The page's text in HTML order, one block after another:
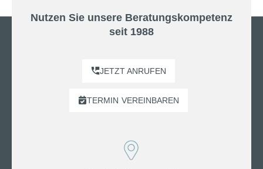
Nutzen Sie unsere Beratungskompetenz
seit 1988
JETZT ANRUFEN
TERMIN VEREINBAREN